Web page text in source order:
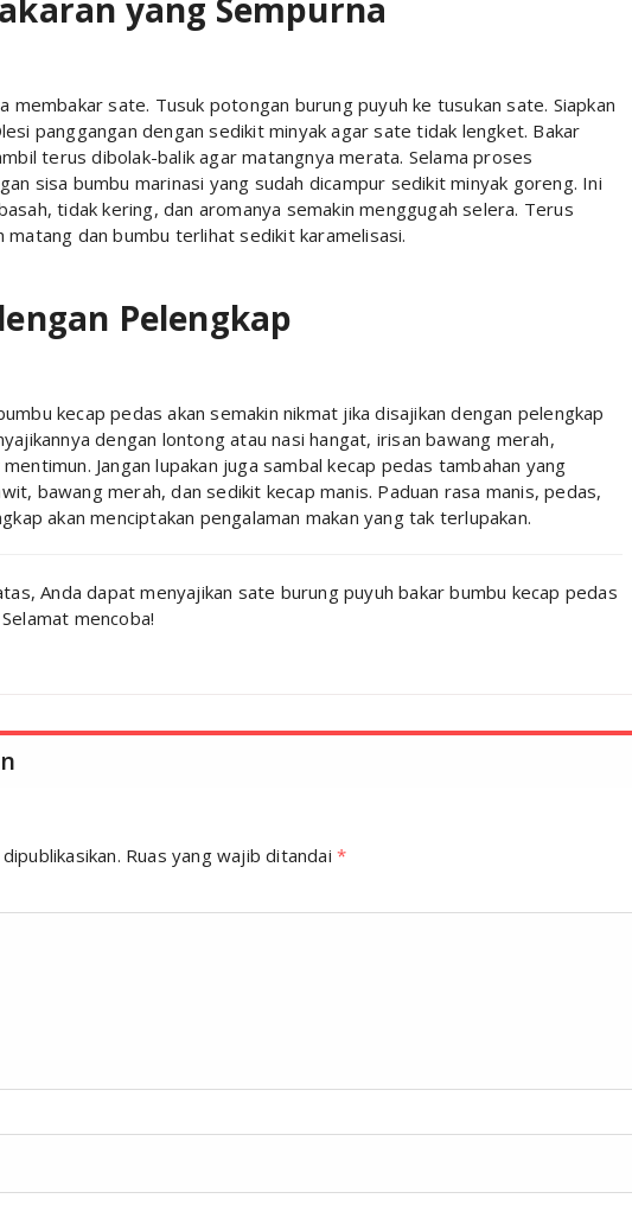
yang Sempurna
membakar sate. Tusuk potongan burung puyuh ke tusukan sate. Siapkan
panggangan dengan sedikit minyak agar sate tidak lengket. Bakar
terus dibolak-balik agar matangnya merata. Selama proses
sisa bumbu marinasi yang sudah dicampur sedikit minyak goreng. Ini
tidak kering, dan aromanya semakin menggugah selera. Terus
matang dan bumbu terlihat sedikit karamelisasi.
Pelengkap
kecap pedas akan semakin nikmat jika disajikan dengan pelengkap
dengan lontong atau nasi hangat, irisan bawang merah,
Jangan lupakan juga sambal kecap pedas tambahan yang
bawang merah, dan sedikit kecap manis. Paduan rasa manis, pedas,
akan menciptakan pengalaman makan yang tak terlupakan.
Anda dapat menyajikan sate burung puyuh bakar bumbu kecap pedas
mencoba!
Ruas yang wajib ditandai*